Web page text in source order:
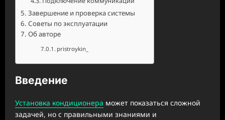
Завершение и проверка системы
Советы по эксплуатации
Об авторе
pristroykin_
Введение
Установка кондиционера может показаться сложной
задачей, но с правильными знаниями и